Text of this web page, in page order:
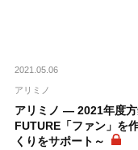
2021.05.06
アリミノ
アリミノ ― 2021年度
FUTURE「ファン」を
くりをサポート～